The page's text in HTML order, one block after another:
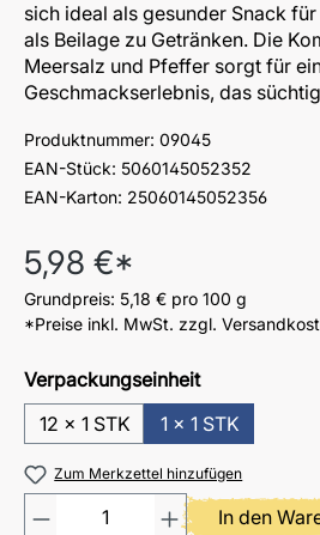
sich ideal als gesunder Snack
als Beilage zu Getränken. Die
Meersalz und Pfeffer sorgt für
Geschmackserlebnis, das
Produktnummer: 09045
EAN-Stück: 5060145052352
EAN-Karton: 25060145052356
Regulärer Preis:
5,98 €*
Grundpreis: 5,18 € pro 100 g
*Preise inkl. MwSt. zzgl.
Verpackungseinheit
12 x 1 STK
1 x 1 STK
Zum Merkzettel hinzufügen
Produkt
In den